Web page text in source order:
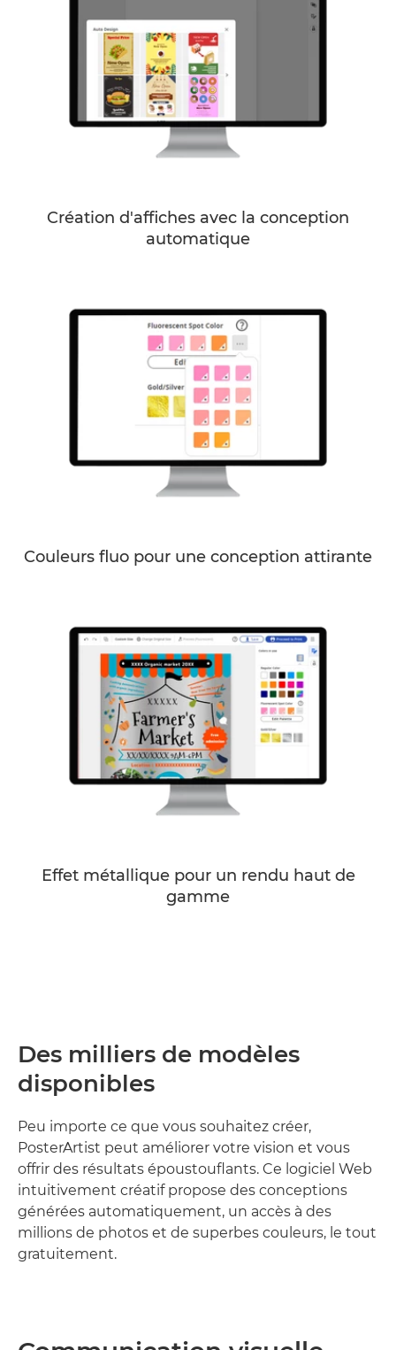
Création d'affiches avec la conception
automatique
Couleurs fluo pour une conception attirante
Effet métallique pour un rendu haut de
gamme
Des milliers de modèles
disponibles
Peu importe ce que vous souhaitez créer,
PosterArtist peut améliorer votre vision et vous
offrir des résultats époustouflants. Ce logiciel Web
intuitivement créatif propose des conceptions
générées automatiquement, un accès à des
millions de photos et de superbes couleurs, le tout
gratuitement.